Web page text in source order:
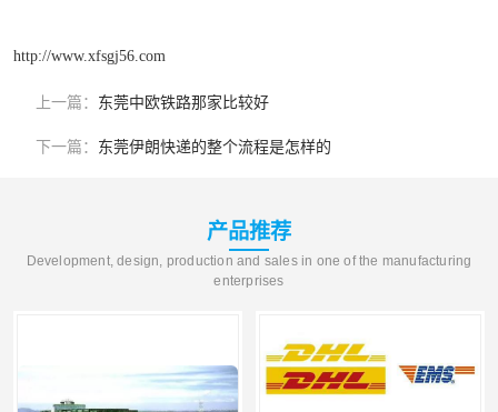
http://www.xfsgj56.com
上一篇： 东莞中欧铁路那家比较好
下一篇： 东莞伊朗快递的整个流程是怎样的
产品推荐
Development, design, production and sales in one of the manufacturing
enterprises